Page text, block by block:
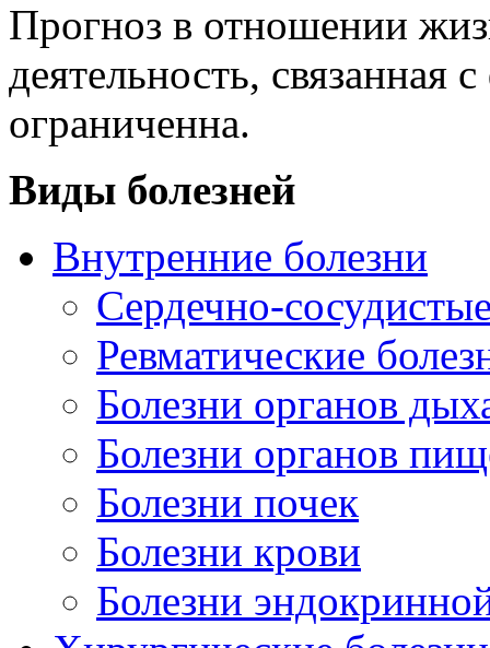
Прогноз в отношении
деятельность, связанная
ограниченна.
Виды болезней
Внутренние болезни
Сердечно-
Ревматические
Болезни органов
Болезни органов
Болезни почек
Болезни крови
Болезни